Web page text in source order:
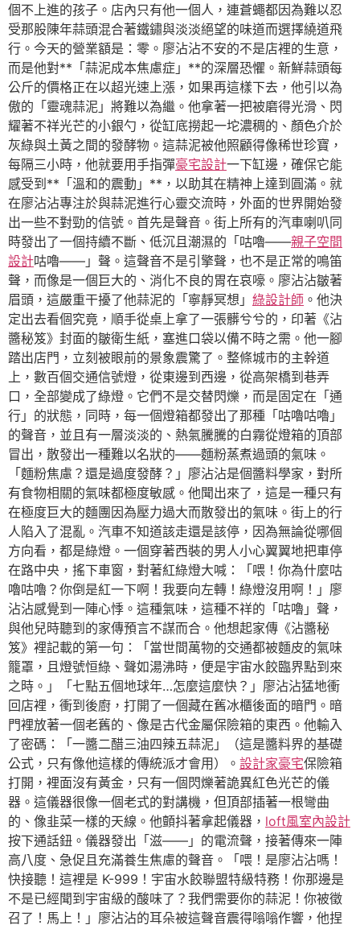
個不上進的孩子。店內只有他一個人，連蒼蠅都因為難以忍
受那股陳年蒜頭混合著鐵鏽與淡淡絕望的味道而選擇繞道飛
行。今天的營業額是：零。廖沾沾不安的不是店裡的生意，
而是他對**「蒜泥成本焦慮症」**的深層恐懼。新鮮蒜頭每
公斤的價格正在以超光速上漲，如果再這樣下去，他引以為
傲的「靈魂蒜泥」將難以為繼。他拿著一把被磨得光滑、閃
耀著不祥光芒的小銀勺，從缸底撈起一坨濃稠的、顏色介於
灰綠與土黃之間的發酵物。這蒜泥被他照顧得像稀世珍寶，
每隔三小時，他就要用手指彈豪宅設計一下缸邊，確保它能
感受到**「溫和的震動」**，以助其在精神上達到圓滿。就
在廖沾沾專注於與蒜泥進行心靈交流時，外面的世界開始發
出一些不對勁的信號。首先是聲音。街上所有的汽車喇叭同
時發出了一個持續不斷、低沉且潮濕的「咕嚕——親子空間
設計咕嚕——」聲。這聲音不是引擎聲，也不是正常的鳴笛
聲，而像是一個巨大的、消化不良的胃在哀嚎。廖沾沾皺著
眉頭，這嚴重干擾了他蒜泥的「寧靜冥想」 綠設計師 。他決
定出去看個究竟，順手從桌上拿了一張髒兮兮的，印著《沾
醬秘笈》封面的皺衛生紙，塞進口袋以備不時之需。他一腳
踏出店門，立刻被眼前的景象震驚了。整條城市的主幹道
上，數百個交通信號燈，從東邊到西邊，從高架橋到巷弄
口，全部變成了綠燈。它們不是交替閃爍，而是固定在「通
行」的狀態，同時，每一個燈箱都發出了那種「咕嚕咕嚕」
的聲音，並且有一層淡淡的、熱氣騰騰的白霧從燈箱的頂部
冒出，散發出一種難以名狀的——麵粉蒸煮過頭的氣味。
「麵粉焦慮？還是過度發酵？」廖沾沾是個醬料學家，對所
有食物相關的氣味都極度敏感。他聞出來了，這是一種只有
在極度巨大的麵團因為壓力過大而散發出的氣味。街上的行
人陷入了混亂。汽車不知道該走還是該停，因為無論從哪個
方向看，都是綠燈。一個穿著西裝的男人小心翼翼地把車停
在路中央，搖下車窗，對著紅綠燈大喊：「喂！你為什麼咕
嚕咕嚕？你倒是紅一下啊！我要向左轉！綠燈沒用啊！」廖
沾沾感覺到一陣心悸。這種氣味，這種不祥的「咕嚕」聲，
與他兒時聽到的家傳預言不謀而合。他想起家傳《沾醬秘
笈》裡記載的第一句：「當世間萬物的交通都被麵皮的氣味
籠罩，且燈號恒綠、聲如湯沸時，便是宇宙水餃臨界點到來
之時。」「七點五個地球年…怎麼這麼快？」廖沾沾猛地衝
回店裡，衝到後廚，打開了一個藏在舊冰櫃後面的暗門。暗
門裡放著一個老舊的、像是古代金屬保險箱的東西。他輸入
了密碼：「一醬二醋三油四辣五蒜泥」（這是醬料界的基礎
公式，只有像他這樣的傳統派才會用）。 設計家豪宅保險箱
打開，裡面沒有黃金，只有一個閃爍著詭異紅色光芒的儀
器。這儀器很像一個老式的對講機，但頂部插著一根彎曲
的、像韭菜一樣的天線。他顫抖著拿起儀器， loft風室內設計
按下通話鈕。儀器發出「滋——」的電流聲，接著傳來一陣
高八度、急促且充滿養生焦慮的聲音。「喂！是廖沾沾嗎！
快接聽！這裡是 K-999！宇宙水餃聯盟特級特務！你那邊是
不是已經聞到宇宙級的酸味了？我們需要你的蒜泥！你被徵
召了！馬上！」廖沾沾的耳朵被這聲音震得嗡嗡作響，他捏